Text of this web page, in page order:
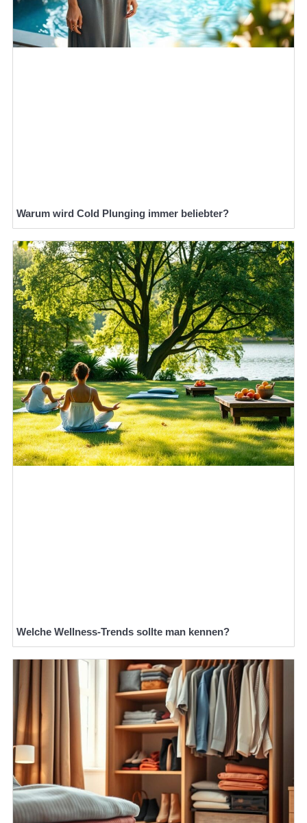
Warum wird Cold Plunging immer beliebter?
Welche Wellness-Trends sollte man kennen?